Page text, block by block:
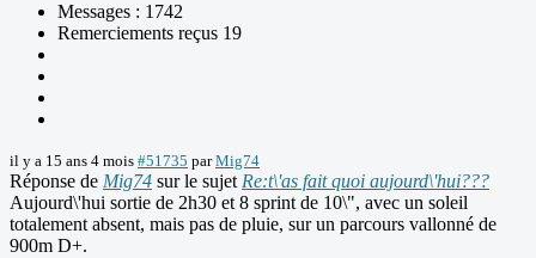
Messages : 1742
Remerciements reçus 19
il y a 15 ans 4 mois #51735 parMig74
Réponse de Mig74 sur le sujet Re:t\'as fait quoi aujourd\'hui???
Aujourd\'hui sortie de 2h30 et 8 sprint de 10\", avec un soleil
totalement absent, mais pas de pluie, sur un parcours vallonné de
900m D+.